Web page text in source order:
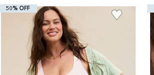
50% OFF